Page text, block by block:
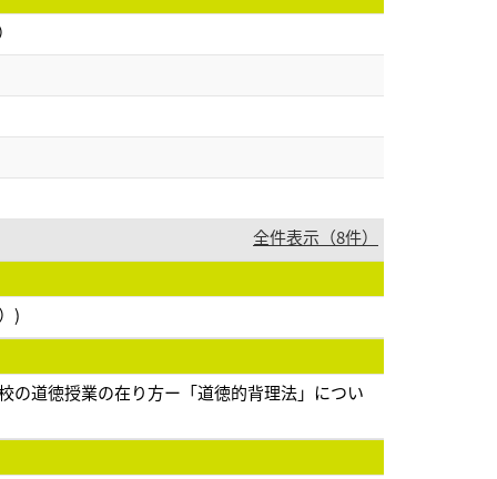
全件表示（8件）
)
道徳授業の在り方ー「道徳的背理法」につい